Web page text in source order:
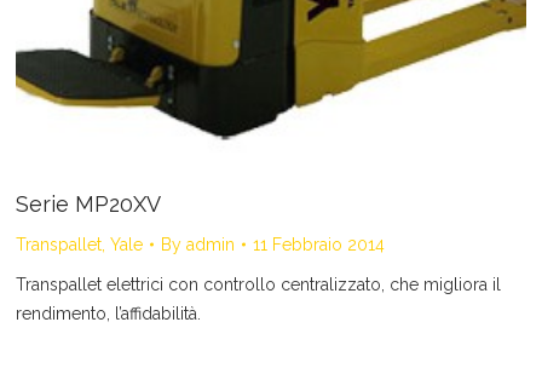
Serie MP20XV
Transpallet, Yale By admin 11 Febbraio 2014
Transpallet elettrici con controllo centralizzato, che migliora il
rendimento, l’affidabilità.